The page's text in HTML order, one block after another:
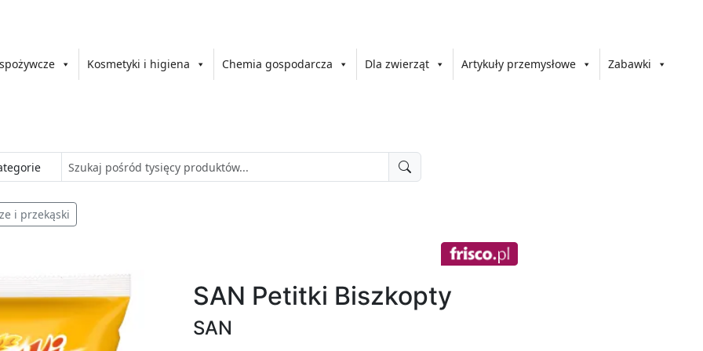
Kosmetyki i higiena Chemia gospodarcza Dla zwierząt Artykuły przemysłowe Zabawki
i przekąski
SAN Petitki Biszkopty
SAN